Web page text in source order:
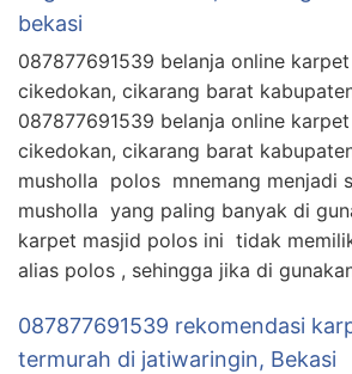
bekasi
087877691539 belanja online
cikedokan, cikarang barat
087877691539 belanja online
cikedokan, cikarang barat
musholla polos mnemang menjadi
musholla yang paling banyak di
karpet masjid polos ini tidak
alias polos , sehingga jika di
087877691539 rekomendasi
termurah di jatiwaringin, Bekasi